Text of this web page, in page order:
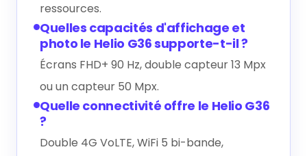
ressources.
Quelles capacités d'affichage et
photo le Helio G36 supporte-t-il ?
Écrans FHD+ 90 Hz, double capteur 13 Mpx
ou un capteur 50 Mpx.
Quelle connectivité offre le Helio G36
?
Double 4G VoLTE, WiFi 5 bi-bande,